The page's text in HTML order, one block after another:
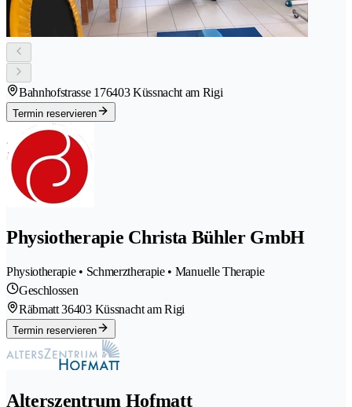
Bahnhofstrasse 176403 Küssnacht am Rigi
Termin reservieren
Physiotherapie Christa Bühler GmbH
Physiotherapie • Schmerztherapie • Manuelle Therapie
Geschlossen
Räbmatt 36403 Küssnacht am Rigi
Termin reservieren
Alterszentrum Hofmatt